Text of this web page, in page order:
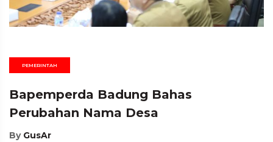
PEMERINTAH
Bapemperda Badung Bahas
Perubahan Nama Desa
By GusAr